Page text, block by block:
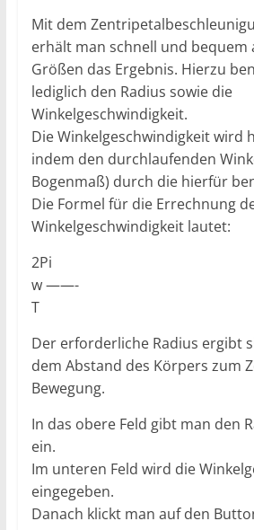
Mit dem
erhält man schnell und bequem
Größen das Ergebnis. Hierzu
lediglich den Radius sowie die
Winkelgeschwindigkeit.
Die Winkelgeschwindigkeit wird
indem den durchlaufenden
Bogenmaß) durch die hierfür
Die Formel für die Errechnung
Winkelgeschwindigkeit lautet:
2Pi
w ——-
T
Der erforderliche Radius ergibt
dem Abstand des Körpers zum
Bewegung.
In das obere Feld gibt man den
ein.
Im unteren Feld wird die
eingegeben.
Danach klickt man auf den